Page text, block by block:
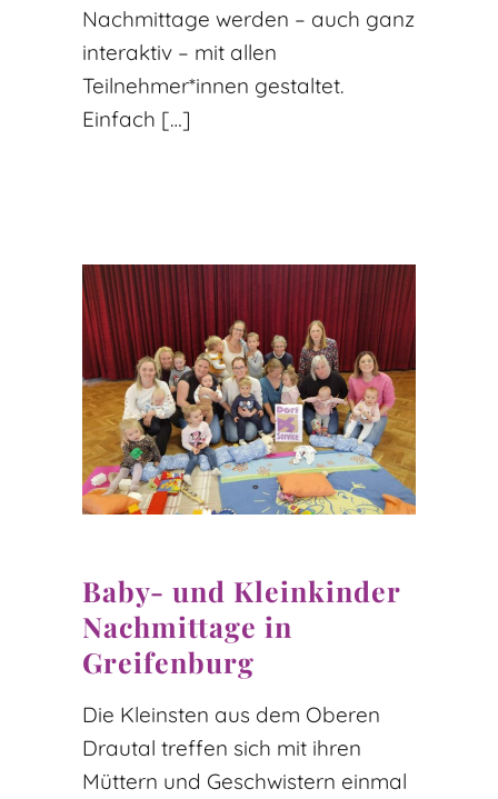
Nachmittage werden – auch ganz
interaktiv – mit allen
Teilnehmer*innen gestaltet.
Einfach […]
Baby- und Kleinkinder
Nachmittage in
Greifenburg
Die Kleinsten aus dem Oberen
Drautal treffen sich mit ihren
Müttern und Geschwistern einmal